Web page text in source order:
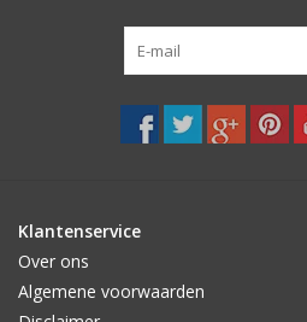
Klantenservice
Over ons
Algemene voorwaarden